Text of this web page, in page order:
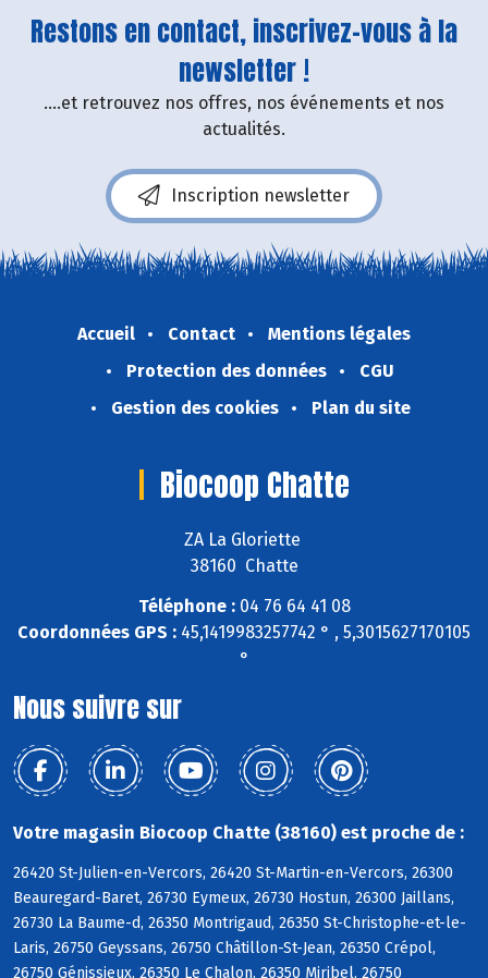
Restons en contact, inscrivez-vous à la
newsletter !
....et retrouvez nos offres, nos événements et nos
actualités.
Inscription newsletter
Accueil Contact
Mentions légales
Protection des données
CGU
Gestion des cookies
Plan du site
Biocoop Chatte
ZA La Gloriette
38160 Chatte
Téléphone :04 76 64 41 08
Coordonnées GPS : 45,1419983257742 ° , 5,3015627170105
°
Nous suivre sur
Votre magasin Biocoop Chatte (38160) est proche de :
26420 St-Julien-en-Vercors, 26420 St-Martin-en-Vercors, 26300
Beauregard-Baret, 26730 Eymeux, 26730 Hostun, 26300 Jaillans,
26730 La Baume-d, 26350 Montrigaud, 26350 St-Christophe-et-le-
Laris, 26750 Geyssans, 26750 Châtillon-St-Jean, 26350 Crépol,
26750 Génissieux, 26350 Le Chalon, 26350 Miribel, 26750